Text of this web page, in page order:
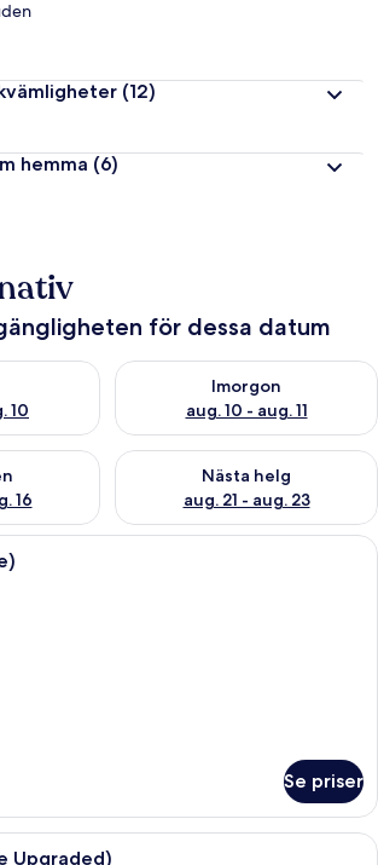
(12)
hemma (6)
för dessa datum
10
för ikväll aug. 9 - aug. 10
Imorgon
aug. 10 - aug. 11
Kontrollera tillgängligheten
16
för den här helgen aug. 14 - aug.
Nästa helg
aug. 21 - aug. 23
Kontrollera tillgängligheten
Sängtillbehör av högsta kvalitet och
Se priser
Rum (Rubys Choice Upgraded) |
Upgraded)